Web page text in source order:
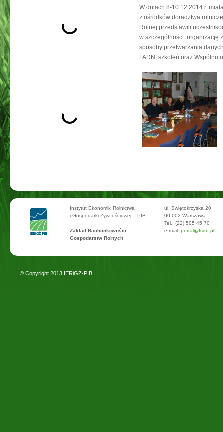
W dniach 8-10.12.2014 r.
z ośrodków doradztwa
Rolnej przedstawili
w szczególności: organizację
sposoby przetwarzania
FADN, szkoleń oraz
Instytut Ekonomiki Rolnictwa
i Gospodarki Żywnościowej – PIB
Zakład Rachunkowości
Gospodarstw Rolnych
ul. Świętokrzyska 20
00-002 Warszawa
Tel.: (22) 505 45 70
e-mail: portal@fsdn.pl
© Copyright 2013 IERiGŻ-PIB